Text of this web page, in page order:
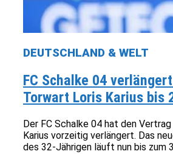
DEUTSCHLAND & WELT
FC Schalke 04
Torwart Loris Karius bis
Der FC Schalke 04 hat den
Karius vorzeitig verlängert. Das
des 32-Jährigen läuft nun bis zum